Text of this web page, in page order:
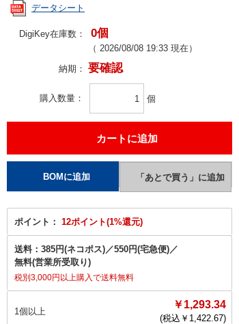
データシート
DigiKey在庫数： 0個
（ 2026/08/08 19:33 現在）
納期： 要確認
購入数量 個
ポイント： 12ポイント(1%還元)
送料： 385円(ネコポス)／550円(宅急便)／
無料(営業所受取り)
税別3,000円以上購入で送料無料
1個以上
￥1,293.34
(税込￥ 1,422.67)